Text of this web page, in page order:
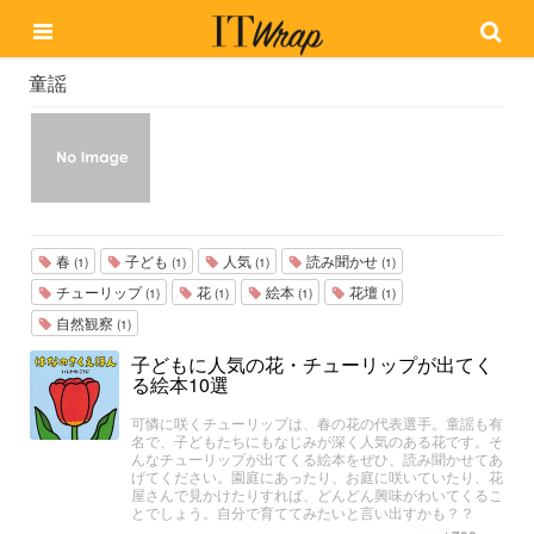
童謡
春 (1) 子ども (1) 人気 (1) 読み聞かせ (1)
チューリップ(1) 花 (1) 絵本 (1) 花壇 (1)
自然観察 (1)
子どもに人気の花・チューリップが出てく
る絵本10選
可憐に咲くチューリップは、春の花の代表選手。童謡も有
名で、子どもたちにもなじみが深く人気のある花です。そ
んなチューリップが出てくる絵本をぜひ、読み聞かせてあ
げてください。園庭にあったり、お庭に咲いていたり、花
屋さんで見かけたりすれば、どんどん興味がわいてくるこ
とでしょう。自分で育ててみたいと言い出すかも？？